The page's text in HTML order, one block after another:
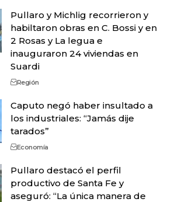
Pullaro y Michlig recorrieron y
habiltaron obras en C. Bossi y en
2 Rosas y La legua e
inauguraron 24 viviendas en
Suardi
Región
Caputo negó haber insultado a
los industriales: “Jamás dije
tarados”
Economía
Pullaro destacó el perfil
productivo de Santa Fe y
aseguró: “La única manera de